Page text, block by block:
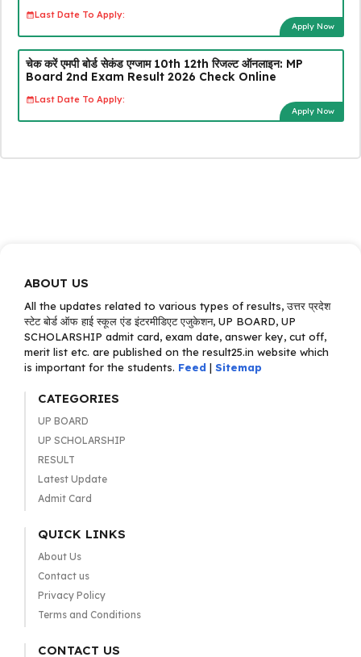
Last Date To Apply:
Apply Now
चेक करें एमपी बोर्ड सेकंड एग्जाम 10th 12th रिजल्ट ऑनलाइन: MP
Board 2nd Exam Result 2026 Check Online
Last Date To Apply:
Apply Now
ABOUT US
All the updates related to various types of results, उत्तर प्रदेश
स्टेट बोर्ड ऑफ हाई स्कूल एंड इंटरमीडिएट एजुकेशन, UP BOARD, UP
SCHOLARSHIP admit card, exam date, answer key, cut off,
merit list etc. are published on the result25.in website which
is important for the students. Feed | Sitemap
CATEGORIES
UP BOARD
UP SCHOLARSHIP
RESULT
Latest Update
Admit Card
QUICK LINKS
About Us
Contact us
Privacy Policy
Terms and Conditions
CONTACT US